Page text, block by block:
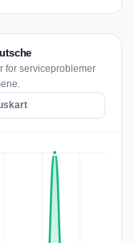
for serviceproblemer